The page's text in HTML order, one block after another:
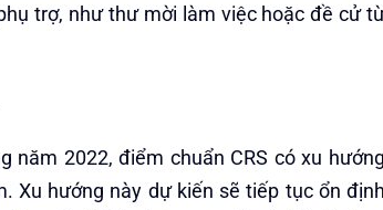
trợ, như thư mời làm việc hoặc đề cử
năm 2022, điểm chuẩn CRS có xu hướng
Xu hướng này dự kiến sẽ tiếp tục ổn định